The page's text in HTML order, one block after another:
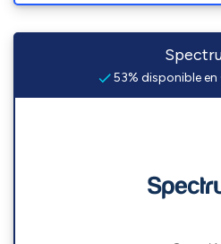
53% disponible